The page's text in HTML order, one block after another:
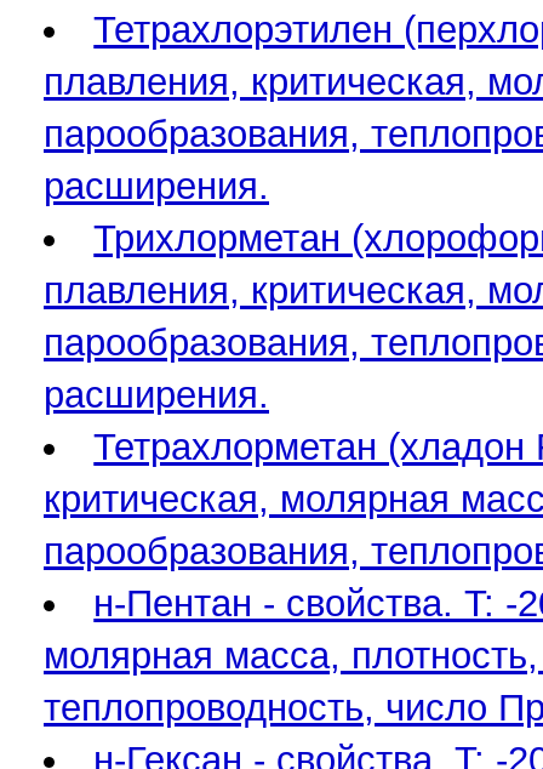
Тетрахлорэтилен
плавления, критическая,
парообразования,
расширения.
Трихлорметан
плавления, критическая,
парообразования,
расширения.
Тетрахлорметан
критическая, молярная
парообразования,
н-Пентан - свойства. T: -
молярная масса,
теплопроводность, число
н-Гексан - свойства. T: -